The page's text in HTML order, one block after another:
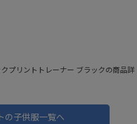
プリントトレーナー ブラックの商品詳
の子供服一覧へ